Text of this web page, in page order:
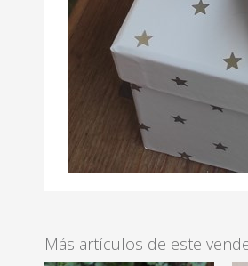
Más artículos de este